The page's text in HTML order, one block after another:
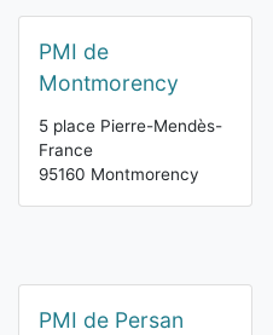
PMI de
Montmorency
5 place Pierre-Mendès-
France
95160 Montmorency
PMI de Persan